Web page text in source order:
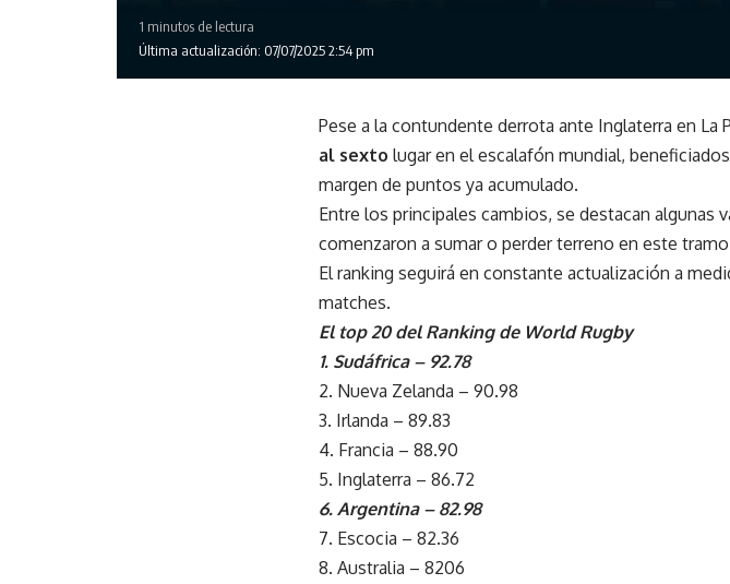
Última actualización: 07/07/2025 2:54 pm
1 minutos de lectura
Pese a la contundente derrota ante Inglaterra en La
al sexto lugar en el escalafón mundial,
margen de puntos ya acumulado.
Entre los principales cambios, se destacan algunas
comenzaron a sumar o perder terreno en este
El ranking seguirá en constante actualización a
matches.
El top 20 del Ranking de World Rugby
1. Sudáfrica – 92.78
2. Nueva Zelanda – 90.98
3. Irlanda – 89.83
4. Francia – 88.90
5. Inglaterra – 86.72
6. Argentina – 82.98
7. Escocia – 82.36
8. Australia – 8206